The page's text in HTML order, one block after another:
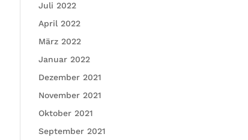
Juli 2022
April 2022
März 2022
Januar 2022
Dezember 2021
November 2021
Oktober 2021
September 2021